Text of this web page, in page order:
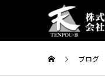
ブログ